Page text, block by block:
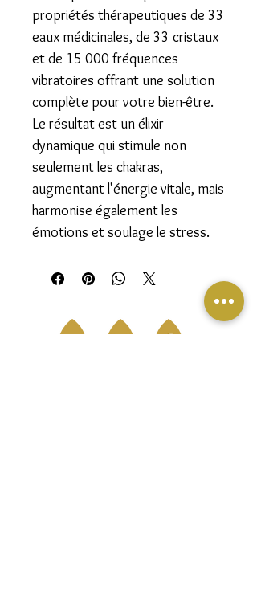
propriétés thérapeutiques de 33
eaux médicinales, de 33 cristaux
et de 15 000 fréquences
vibratoires offrant une solution
complète pour votre bien-être.
​Le résultat est un élixir
dynamique qui stimule non
seulement les chakras,
augmentant l'énergie vitale, mais
harmonise également les
émotions et soulage le stress.